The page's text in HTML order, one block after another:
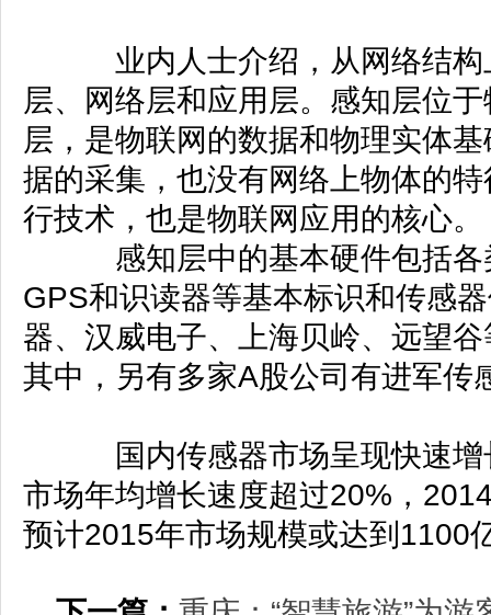
业内人士介绍，从网络结构
层、网络层和应用层。感知层位
层，是物联网的数据和物理实体
据的采集，也没有网络上物体的
行技术，也是物联网应用的核心。
感知层中的基本硬件包括各
GPS和识读器等基本标识和传感
器、汉威电子、上海贝岭、远望
其中，另有多家A股公司有进军
国内传感器市场呈现快速增
市场年均增长速度超过20%，
预计2015年市场规模或达到1100